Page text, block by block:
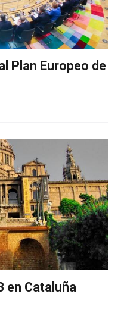
Plan Europeo de
en Cataluña